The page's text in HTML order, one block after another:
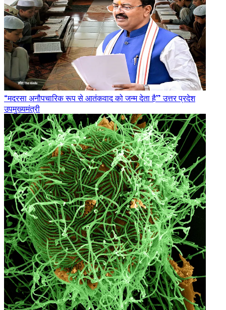
“मदरसा अनौपचारिक रूप से आतंकवाद को जन्म देता है” उत्तर प्रदेश
उपमुख्यमंत्री